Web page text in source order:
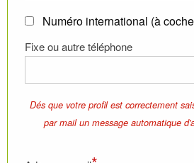
Numéro international (à
Fixe ou autre téléphone
Dés que votre profil est correctement
par mail un message automatique